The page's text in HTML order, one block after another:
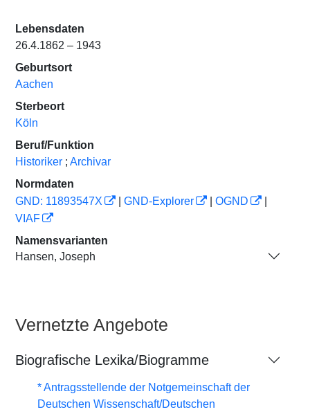
Lebensdaten
26.4.1862 – 1943
Geburtsort
Aachen
Sterbeort
Köln
Beruf/Funktion
Historiker ; Archivar
Normdaten
GND: 11893547X
GND-Explorer OGND
VIAF
Namensvarianten
Hansen, Joseph
Vernetzte Angebote
Biografische Lexika/Biogramme
* Antragsstellende der Notgemeinschaft der
Deutschen Wissenschaft/Deutschen